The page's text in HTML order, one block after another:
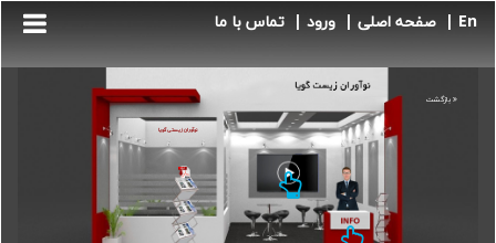
En | صفحه اصلی | ورود | تماس با ما
بازگشت
نوآوران زیستی گویا